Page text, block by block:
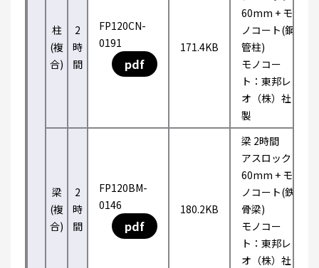
柱
(複
合)
2
時
間
FP120CN-
0191
pdf
171.4KB
60mm + モ
ノコート(鋼
管柱)
モノコー
ト：東邦レ
オ（株）社
製
梁
(複
合)
2
時
間
FP120BM-
0146
pdf
180.2KB
梁 2時間
アスロック
60mm + モ
ノコート(鉄
骨梁)
モノコー
ト：東邦レ
オ（株）社